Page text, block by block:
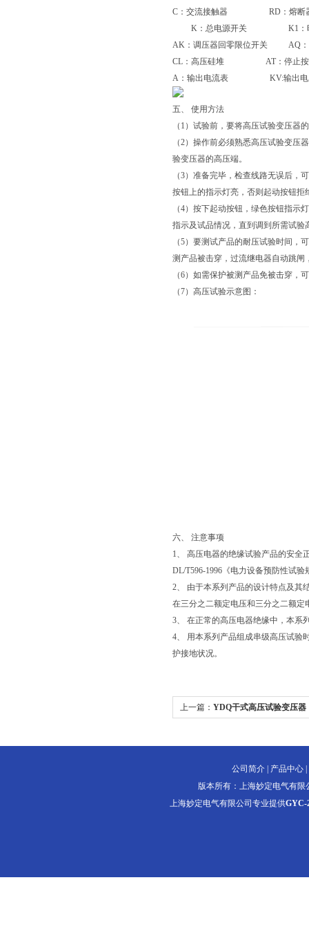
C：交流接触器 RD：熔断
K：总电源开关 K1：时间
AK：调压器回零限位开关 AQ：
CL：高压硅堆 AT：停止按
A：输出电流表 KV:输出电
五、 使用方法
（1）试验前，要将高压试验变压
（2）操作前必须熟悉高压试验变
验变压器的高压端。
（3）准备完毕，检查线路无误后
按钮上的指示灯亮，否则起动按钮拒
（4）按下起动按钮，绿色按钮指示
指示及试品情况，直到调到所需试验
（5）要测试产品的耐压试验时间
测产品被击穿，过流继电器自动跳
（6）如需保护被测产品免被击穿，
（7）高压试验示意图：
六、 注意事项
1、 高压电器的绝缘试验产品的安全
DL/T596-1996《电力设备预防性试验
2、 由于本系列产品的设计特点及其
在三分之二额定电压和三分之二额定
3、 在正常的高压电器绝缘中，本系
4、 用本系列产品组成串级高压试验
护接地状况。
上一篇： YDQ干式高压试验变压器
公司简介 产品中心
版本所有：上海妙定电气有
上海妙定电气有限公司专业提供GYC-